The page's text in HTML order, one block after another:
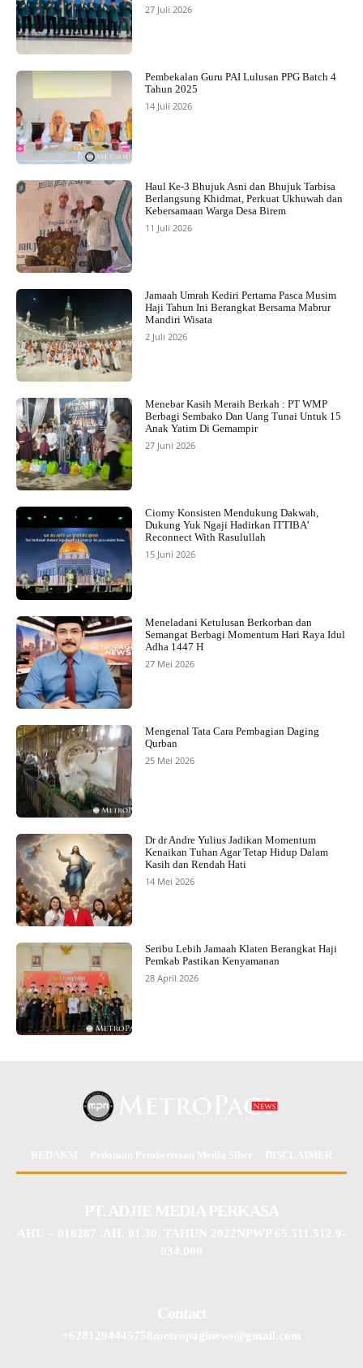
27 Juli 2026
Pembekalan Guru PAI Lulusan PPG Batch 4
Tahun 2025
14 Juli 2026
Haul Ke-3 Bhujuk Asni dan Bhujuk Tarbisa
Berlangsung Khidmat, Perkuat Ukhuwah dan
Kebersamaan Warga Desa Birem
11 Juli 2026
Jamaah Umrah Kediri Pertama Pasca Musim
Haji Tahun Ini Berangkat Bersama Mabrur
Mandiri Wisata
2 Juli 2026
Menebar Kasih Meraih Berkah : PT WMP
Berbagi Sembako Dan Uang Tunai Untuk 15
Anak Yatim Di Gemampir
27 Juni 2026
Ciomy Konsisten Mendukung Dakwah,
Dukung Yuk Ngaji Hadirkan ITTIBA’
Reconnect With Rasulullah
15 Juni 2026
Meneladani Ketulusan Berkorban dan
Semangat Berbagi Momentum Hari Raya Idul
Adha 1447 H
27 Mei 2026
Mengenal Tata Cara Pembagian Daging
Qurban
25 Mei 2026
Dr dr Andre Yulius Jadikan Momentum
Kenaikan Tuhan Agar Tetap Hidup Dalam
Kasih dan Rendah Hati
14 Mei 2026
Seribu Lebih Jamaah Klaten Berangkat Haji
Pemkab Pastikan Kenyamanan
28 April 2026